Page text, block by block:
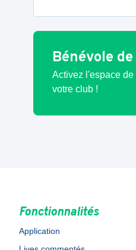
Bénévole
Activez l'espace
votre club !
Fonctionnalités
Application